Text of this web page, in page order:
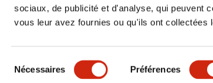
sociaux, de publicité et d'analyse, qui peuvent
vous leur avez fournies ou qu'ils ont
du
Nécessaires Préférences
DÉTAILS DU PRODUIT
Politique de confidentialitéConditions générales